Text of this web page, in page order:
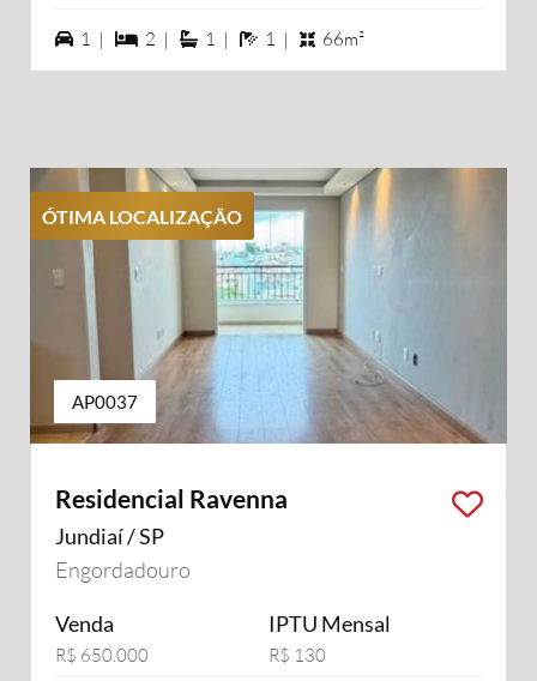
1 vagas na garagem
1 | 2 dormiórios
2 | 1 suítes
1 | 1 banheiros
1 | 66m²
ÓTIMA LOCALIZAÇÃO
AP0037
Residencial Ravenna
Jundiaí / SP
Engordadouro
Venda
R$ 650.000
IPTU Mensal
R$ 130